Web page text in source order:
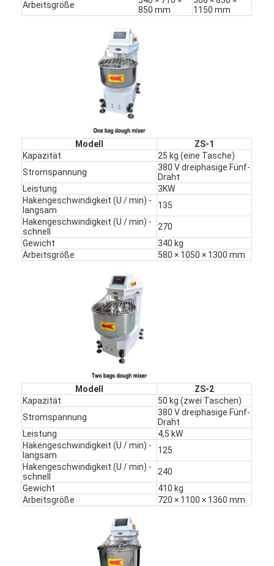
Zu Hause
Produkte
Werksbesichtigung
Qualitätskontrolle
Kontakt mit uns
Neuigkeiten
Bäckerei-Produktionslinie
Mehlmischer
Kommerzieller Eierschläger
Arbeitsgröße
850 mm
1150 mm
Modell
ZS-1
Kapazität
25 kg (eine Tasche)
Stromspannung
380 V dreiphasige Fünf-
Draht
Leistung
3KW
Hakengeschwindigkeit (U / min) -
langsam
135
Hakengeschwindigkeit (U / min) -
schnell
270
Gewicht
340 kg
Arbeitsgröße
580 × 1050 × 1300 mm
Modell
ZS-2
Kapazität
50 kg (zwei Taschen)
Stromspannung
380 V dreiphasige Fünf-
Draht
Leistung
4,5 kW
Hakengeschwindigkeit (U / min) -
langsam
125
Hakengeschwindigkeit (U / min) -
schnell
240
Gewicht
410 kg
Arbeitsgröße
720 × 1100 × 1360 mm